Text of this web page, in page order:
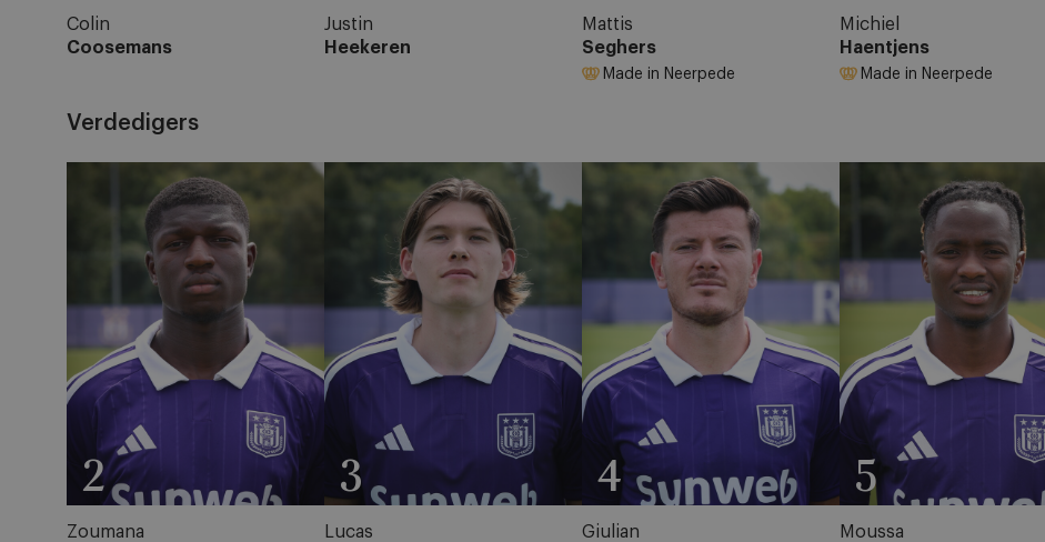
Colin
Coosemans
Justin
Heekeren
Mattis
Seghers
Made in Neerpede
Michiel
Haentjens
Made in Neerpede
Verdedigers
2
Zoumana
3
Lucas
4
Giulian
5
Moussa